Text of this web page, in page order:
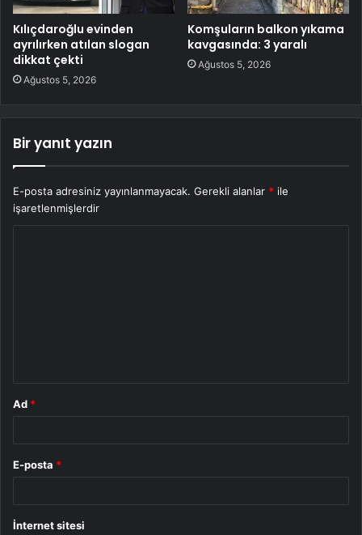
Kılıçdaroğlu evinden
ayrılırken atılan slogan
dikkat çekti
Ağustos 5, 2026
Komşuların balkon yıkama
kavgasında: 3 yaralı
Ağustos 5, 2026
Bir yanıt yazın
E-posta adresiniz yayınlanmayacak. Gerekli alanlar * ile
işaretlenmişlerdir
Ad *
E-posta *
İnternet sitesi